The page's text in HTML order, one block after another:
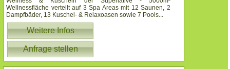
Wellnessfläche verteilt auf 3 Spa Areas mit 12 Saunen, 2
Dampfbäder, 13 Kuschel- & Relaxoasen sowie 7 Pools...
Weitere Infos
Anfrage stellen